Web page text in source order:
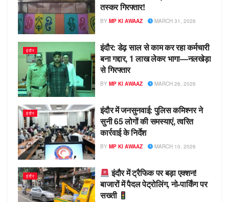
तस्कर गिरफ्तार!
BY MP KI AWAAZ MARCH 31, 2026
इंदौर
इंदौर: डेढ़ साल से काम कर रहा कर्मचारी
बना गद्दार, 1 लाख लेकर भागा—नलखेड़ा
से गिरफ्तार
BY MP KI AWAAZ MARCH 26, 2026
इंदौर
इंदौर में जनसुनवाई: पुलिस कमिश्नर ने
सुनी 65 लोगों की समस्याएं, त्वरित
कार्रवाई के निर्देश
BY MP KI AWAAZ MARCH 10, 2026
इंदौर
इंदौर में ट्रैफिक पर बड़ा एक्शन!
बाजारों में पैदल पेट्रोलिंग, नो-पार्किंग पर
सख्ती